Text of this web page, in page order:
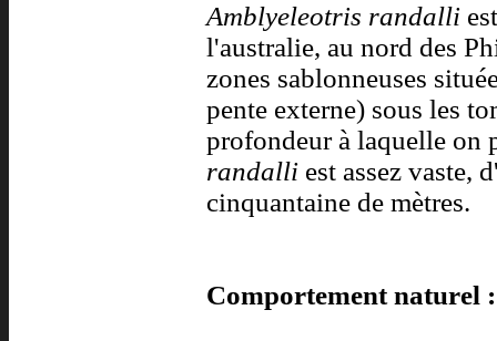
Amblyeleotris randalli
l'australie, au nord des
zones sablonneuses
pente externe) sous les
profondeur à laquelle on
randalli est assez vaste,
cinquantaine de mètres.
Comportement naturel :